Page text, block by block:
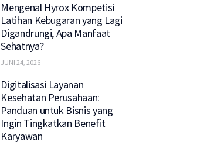
Mengenal Hyrox Kompetisi
Latihan Kebugaran yang Lagi
Digandrungi, Apa Manfaat
Sehatnya?
JUNI 24, 2026
Digitalisasi Layanan
Kesehatan Perusahaan:
Panduan untuk Bisnis yang
Ingin Tingkatkan Benefit
Karyawan